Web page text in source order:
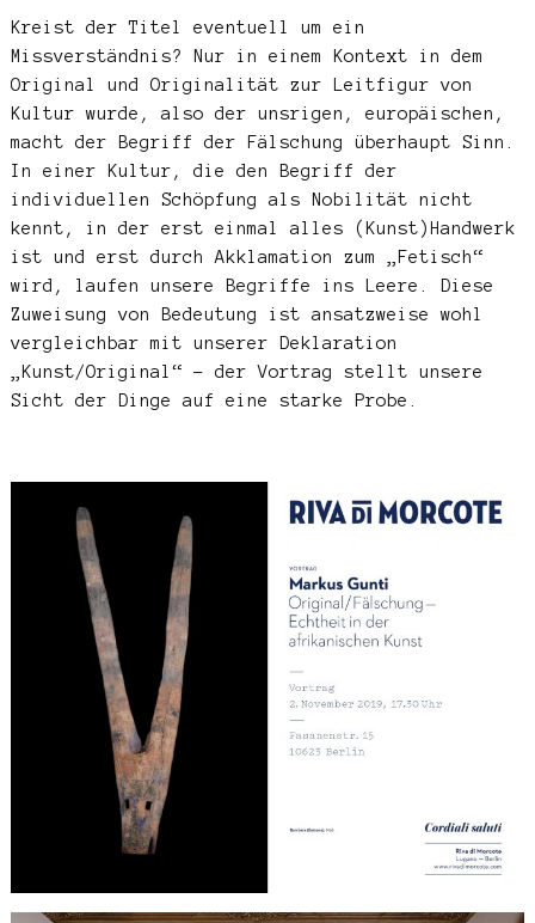
Kreist der Titel eventuell um ein
Missverständnis? Nur in einem Kontext in dem
Original und Originalität zur Leitfigur von
Kultur wurde, also der unsrigen, europäischen,
macht der Begriff der Fälschung überhaupt Sinn.
In einer Kultur, die den Begriff der
individuellen Schöpfung als Nobilität nicht
kennt, in der erst einmal alles (Kunst)Handwerk
ist und erst durch Akklamation zum „Fetisch“
wird, laufen unsere Begriffe ins Leere. Diese
Zuweisung von Bedeutung ist ansatzweise wohl
vergleichbar mit unserer Deklaration
„Kunst/Original“ – der Vortrag stellt unsere
Sicht der Dinge auf eine starke Probe.